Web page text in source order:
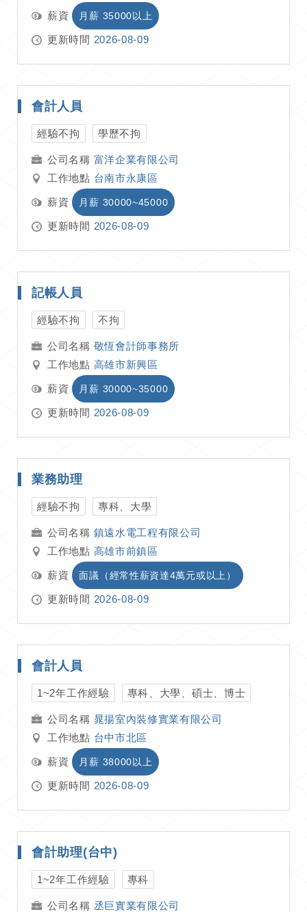
薪資 月薪 35000以上
更新時間 2026-08-09
會計人員
經驗不拘 學歷不拘
富洋企業有限公司
工作地點 台南市永康區
薪資 月薪 30000~45000
更新時間 2026-08-09
記帳人員
經驗不拘 不拘
敬恆會計師事務所
工作地點 高雄市新興區
薪資 月薪 30000~35000
更新時間 2026-08-09
業務助理
經驗不拘 專科、大學
鎮遠水電工程有限公司
工作地點 高雄市前鎮區
薪資 面議（經常性薪資達4萬元或以上）
更新時間 2026-08-09
會計人員
1~2年工作經驗 專科、大學、碩士、博士
晁揚室內裝修實業有限公司
工作地點 台中市北區
薪資 月薪 38000以上
更新時間 2026-08-09
會計助理(台中)
1~2年工作經驗 專科
丞巨實業有限公司